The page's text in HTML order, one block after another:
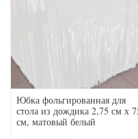
Юбка фольгированная для
стола из дождика 2,75 см х
см, матовый белый